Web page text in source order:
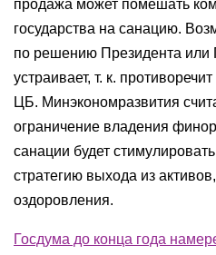
продажа может помешать
государства на санацию.
по решению Президента или
устраивает, т. к.
ЦБ. Минэкономразвития
ограничение владения
санации будет
стратегию выхода из
оздоровления.
Госдума до конца года